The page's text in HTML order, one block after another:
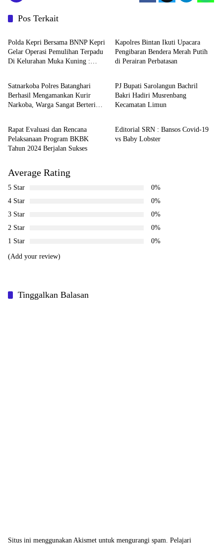
Pos Terkait
slider
Polda Kepri Bersama BNNP Kepri
Gelar Operasi Pemulihan Terpadu
Di Kelurahan Muka Kuning :
Kapolres Bintan Ikuti Upacara
Pengibaran Bendera Merah Putih
di Perairan Perbatasan
HUKUM & KRIMINALITAS
Satnarkoba Polres Batanghari
Berhasil Mengamankan Kurir
Narkoba, Warga Sangat Berterima
slider
PJ Bupati Sarolangun Bachril
Bakri Hadiri Musrenbang
Kecamatan Limun
slider
Rapat Evaluasi dan Rencana
Pelaksanaan Program BKBK
Tahun 2024 Berjalan Sukses
HUKUM & KRIMINALITAS
Editorial SRN : Bansos Covid-19
vs Baby Lobster
Average Rating
5 Star
0%
4 Star
0%
3 Star
0%
2 Star
0%
1 Star
0%
(Add your review)
Tinggalkan Balasan
Situs ini menggunakan Akismet untuk mengurangi spam. Pelajari